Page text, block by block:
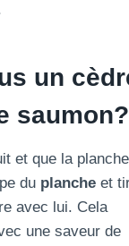
un
saumon?
et que la planche
du planche et
avec lui. Cela
une saveur de